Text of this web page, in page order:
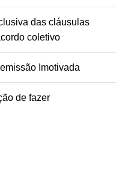
das cláusulas
coletivo
Imotivada
de fazer